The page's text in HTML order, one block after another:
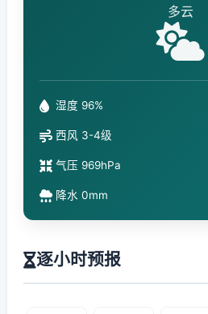
多云
湿度 96%
西风 3-4级
气压 969hPa
降水 0mm
逐小时预报